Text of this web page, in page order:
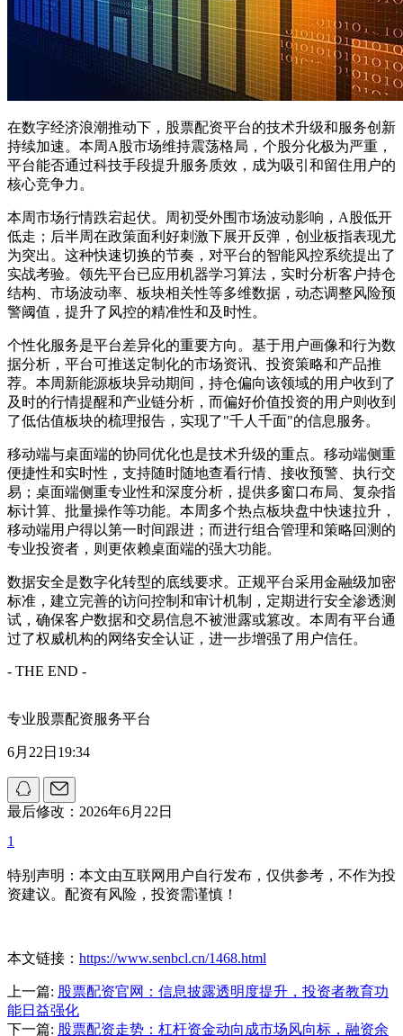
在数字经济浪潮推动下，股票配资平台的技术升级和服务创新
持续加速。本周A股市场维持震荡格局，个股分化极为严重，
平台能否通过科技手段提升服务质效，成为吸引和留住用户的
核心竞争力。
本周市场行情跌宕起伏。周初受外围市场波动影响，A股低开
低走；后半周在政策面利好刺激下展开反弹，创业板指表现尤
为突出。这种快速切换的节奏，对平台的智能风控系统提出了
实战考验。领先平台已应用机器学习算法，实时分析客户持仓
结构、市场波动率、板块相关性等多维数据，动态调整风险预
警阈值，提升了风控的精准性和及时性。
个性化服务是平台差异化的重要方向。基于用户画像和行为数
据分析，平台可推送定制化的市场资讯、投资策略和产品推
荐。本周新能源板块异动期间，持仓偏向该领域的用户收到了
及时的行情提醒和产业链分析，而偏好价值投资的用户则收到
了低估值板块的梳理报告，实现了"千人千面"的信息服务。
移动端与桌面端的协同优化也是技术升级的重点。移动端侧重
便捷性和实时性，支持随时随地查看行情、接收预警、执行交
易；桌面端侧重专业性和深度分析，提供多窗口布局、复杂指
标计算、批量操作等功能。本周多个热点板块盘中快速拉升，
移动端用户得以第一时间跟进；而进行组合管理和策略回测的
专业投资者，则更依赖桌面端的强大功能。
数据安全是数字化转型的底线要求。正规平台采用金融级加密
标准，建立完善的访问控制和审计机制，定期进行安全渗透测
试，确保客户数据和交易信息不被泄露或篡改。本周有平台通
过了权威机构的网络安全认证，进一步增强了用户信任。
- THE END -
专业股票配资服务平台
6月22日19:34
最后修改：2026年6月22日
1
特别声明：本文由互联网用户自行发布，仅供参考，不作为投
资建议。配资有风险，投资需谨慎！
本文链接： https://www.senbcl.cn/1468.html
上一篇: 股票配资官网：信息披露透明度提升，投资者教育功
能日益强化
下一篇: 股票配资走势：杠杆资金动向成市场风向标，融资余